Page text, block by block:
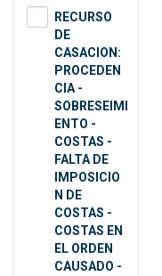
RECURSO
DE
CASACION:
PROCEDEN
CIA -
SOBRESEIMI
ENTO -
COSTAS -
FALTA DE
IMPOSICIO
N DE
COSTAS -
COSTAS EN
EL ORDEN
CAUSADO -